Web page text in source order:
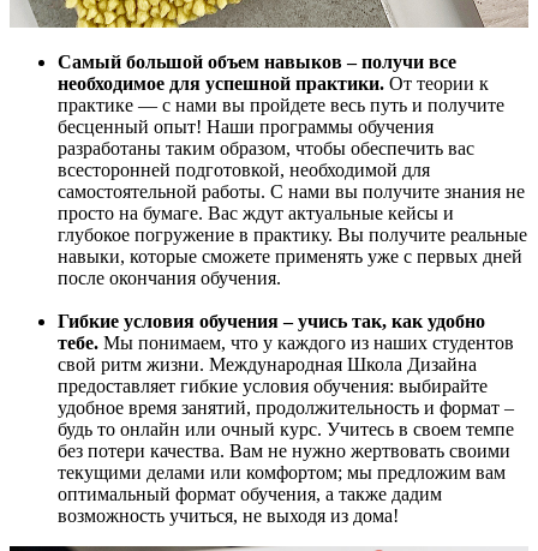
Самый большой объем навыков – получи все
необходимое для успешной практики. От теории к
практике — с нами вы пройдете весь путь и получите
бесценный опыт! Наши программы обучения
разработаны таким образом, чтобы обеспечить вас
всесторонней подготовкой, необходимой для
самостоятельной работы. С нами вы получите знания не
просто на бумаге. Вас ждут актуальные кейсы и
глубокое погружение в практику. Вы получите реальные
навыки, которые сможете применять уже с первых дней
после окончания обучения.
Гибкие условия обучения – учись так, как удобно
тебе. Мы понимаем, что у каждого из наших студентов
свой ритм жизни. Международная Школа Дизайна
предоставляет гибкие условия обучения: выбирайте
удобное время занятий, продолжительность и формат –
будь то онлайн или очный курс. Учитесь в своем темпе
без потери качества. Вам не нужно жертвовать своими
текущими делами или комфортом; мы предложим вам
оптимальный формат обучения, а также дадим
возможность учиться, не выходя из дома!